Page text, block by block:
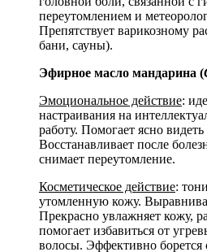
переутомлением и
Препятствует варикозному
бани, сауны).
Эфирное масло мандарина (
Эмоциональное действие:
настраивания на
работу. Помогает ясно
Восстанавливает после
снимает переутомление.
Косметическое действие:
утомленную кожу.
Прекрасно увлажняет кожу,
помогает избавиться от
волосы. Эффективно борется